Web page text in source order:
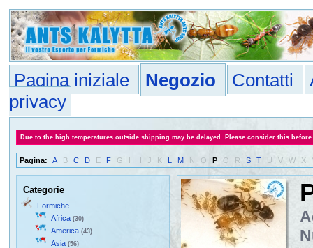
Pagina iniziale Negozio Contatti
privacy
Due to the high temperatures outside shipping may be delayed. Please consider this
Pagina: A B C D E F G H I J K L M N O P Q R S T U V W X
Categorie
Formiche
Africa (30)
America (43)
Asia (56)